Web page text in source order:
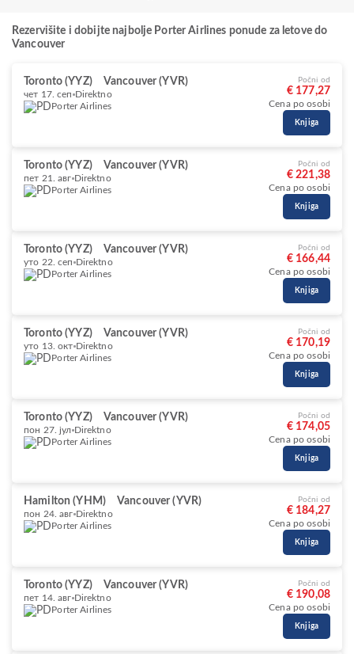
Rezervišite i dobijte najbolje Porter Airlines ponude za letove do
Vancouver
Toronto (YYZ) Vancouver (YVR)
чет 17. сеп Direktno
Porter Airlines
Počni od
€ 177,27
Cena po osobi
Knjiga
Toronto (YYZ) Vancouver (YVR)
пет 21. авг Direktno
Porter Airlines
Počni od
€ 221,38
Cena po osobi
Knjiga
Toronto (YYZ) Vancouver (YVR)
уто 22. сеп Direktno
Porter Airlines
Počni od
€ 166,44
Cena po osobi
Knjiga
Toronto (YYZ) Vancouver (YVR)
уто 13. окт Direktno
Porter Airlines
Počni od
€ 170,19
Cena po osobi
Knjiga
Toronto (YYZ) Vancouver (YVR)
пон 27. јул Direktno
Porter Airlines
Počni od
€ 174,05
Cena po osobi
Knjiga
Hamilton (YHM) Vancouver (YVR)
пон 24. авг Direktno
Porter Airlines
Počni od
€ 184,27
Cena po osobi
Knjiga
Toronto (YYZ) Vancouver (YVR)
пет 14. авг Direktno
Porter Airlines
Počni od
€ 190,08
Cena po osobi
Knjiga